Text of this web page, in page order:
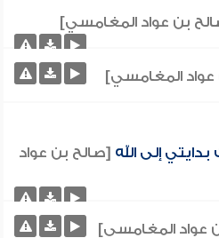
بن عواد المغامسي]
عواد المغامسي]
إلى الله [صالح بن عواد
عواد المغامسي]